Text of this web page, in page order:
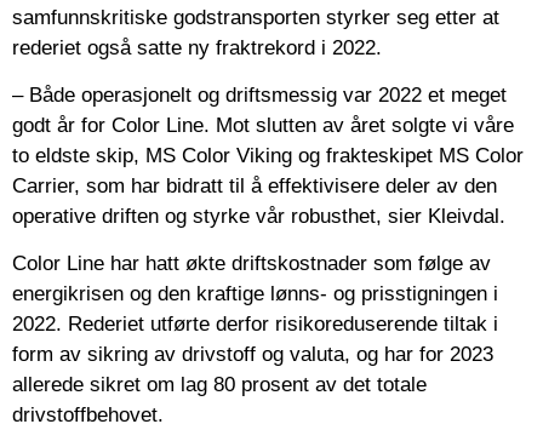
samfunnskritiske godstransporten styrker seg etter at
rederiet også satte ny fraktrekord i 2022.
– Både operasjonelt og driftsmessig var 2022 et meget
godt år for Color Line. Mot slutten av året solgte vi våre
to eldste skip, MS Color Viking og frakteskipet MS Color
Carrier, som har bidratt til å effektivisere deler av den
operative driften og styrke vår robusthet, sier Kleivdal.
Color Line har hatt økte driftskostnader som følge av
energikrisen og den kraftige lønns- og prisstigningen i
2022. Rederiet utførte derfor risikoreduserende tiltak i
form av sikring av drivstoff og valuta, og har for 2023
allerede sikret om lag 80 prosent av det totale
drivstoffbehovet.